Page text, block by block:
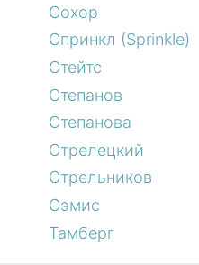
Сохор
Спринкл (Sprinkle)
Стейтс
Степанов
Степанова
Стрелецкий
Стрельников
Сэмис
Тамберг